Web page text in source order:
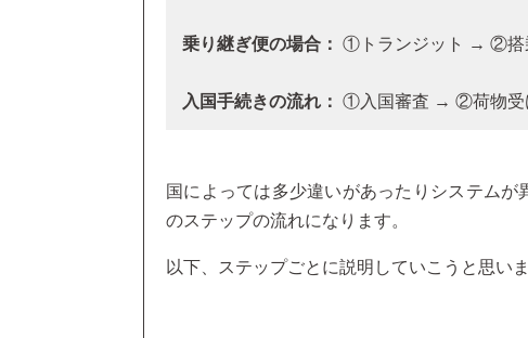
乗り継ぎ便の場合： ①トランジット → ②搭
入国手続きの流れ： ①入国審査 → ②荷物受
国によっては多少違いがあったりシステム
のステップの流れになります。
以下、ステップごとに説明していこうと思いま